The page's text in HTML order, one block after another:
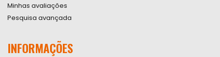
Minhas avaliações
Pesquisa avançada
INFORMAÇÕES